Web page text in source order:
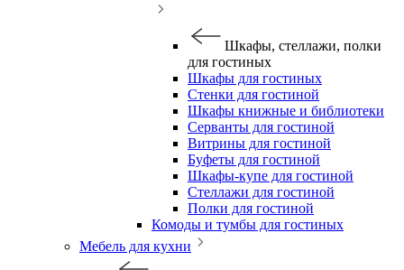
Шкафы, стеллажи, полки
для гостиных
Шкафы для гостиных
Стенки для гостиной
Шкафы книжные и библиотеки
Серванты для гостиной
Витрины для гостиной
Буфеты для гостиной
Шкафы-купе для гостиной
Стеллажи для гостиной
Полки для гостиной
Комоды и тумбы для гостиных
Мебель для кухни